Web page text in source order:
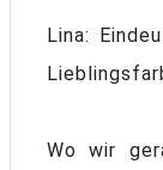
Lina:
Wo wir